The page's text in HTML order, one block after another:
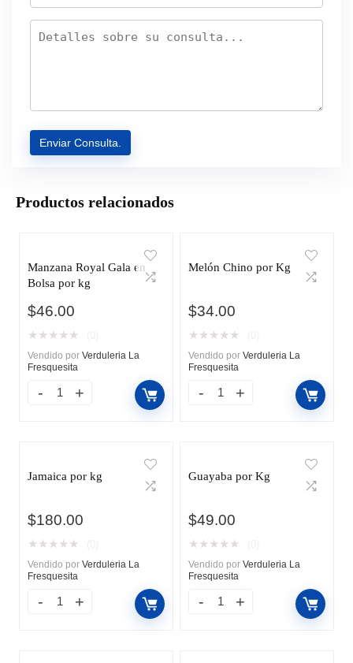
Productos relacionados
Manzana Royal Gala en
Bolsa por kg
$46.00
★ ★ ★ ★ ★
Vendido por Verduleria La
Fresquesita
Melón Chino por Kg
$34.00
★ ★ ★ ★ ★
Vendido por Verduleria La
Fresquesita
Jamaica por kg
$180.00
★ ★ ★ ★ ★
Vendido por Verduleria La
Fresquesita
Guayaba por Kg
$49.00
★ ★ ★ ★ ★
Vendido por Verduleria La
Fresquesita